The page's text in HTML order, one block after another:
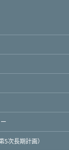
次長期計画）